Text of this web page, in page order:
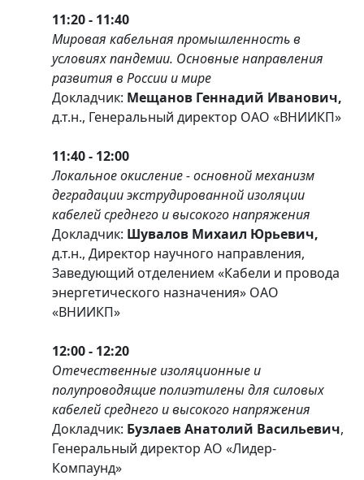
11:20 - 11:40
Мировая кабельная промышленность в
условиях пандемии. Основные направления
развития в России и мире
Докладчик: Мещанов Геннадий Иванович,
д.т.н., Генеральный директор ОАО «ВНИИКП»
11:40 - 12:00
Локальное окисление - основной механизм
деградации экструдированной изоляции
кабелей среднего и высокого напряжения
Докладчик: Шувалов Михаил Юрьевич,
д.т.н., Директор научного направления,
Заведующий отделением «Кабели и провода
энергетического назначения» ОАО
«ВНИИКП»
12:00 - 12:20
Отечественные изоляционные и
полупроводящие полиэтилены для силовых
кабелей среднего и высокого напряжения
Докладчик: Бузлаев Анатолий Васильевич,
Генеральный директор АО «Лидер-
Компаунд»